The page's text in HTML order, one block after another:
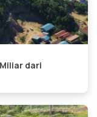
dari